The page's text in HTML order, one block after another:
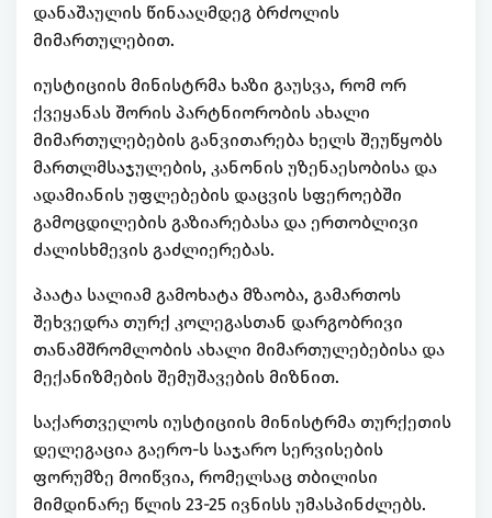
დანაშაულის წინააღმდეგ ბრძოლის
მიმართულებით.
იუსტიციის მინისტრმა ხაზი გაუსვა, რომ ორ
ქვეყანას შორის პარტნიორობის ახალი
მიმართულებების განვითარება ხელს შეუწყობს
მართლმსაჯულების, კანონის უზენაესობისა და
ადამიანის უფლებების დაცვის სფეროებში
გამოცდილების გაზიარებასა და ერთობლივი
ძალისხმევის გაძლიერებას.
პაატა სალიამ გამოხატა მზაობა, გამართოს
შეხვედრა თურქ კოლეგასთან დარგობრივი
თანამშრომლობის ახალი მიმართულებებისა და
მექანიზმების შემუშავების მიზნით.
საქართველოს იუსტიციის მინისტრმა თურქეთის
დელეგაცია გაერო-ს საჯარო სერვისების
ფორუმზე მოიწვია, რომელსაც თბილისი
მიმდინარე წლის 23-25 ივნისს უმასპინძლებს.